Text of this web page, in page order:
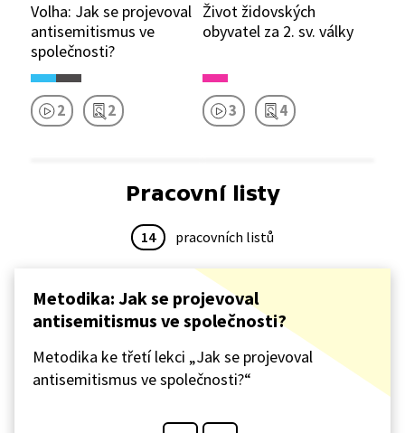
Volha: Jak se projevoval
antisemitismus ve
společnosti?
2 2
Život židovských
obyvatel za 2. sv. války
3 4
Pracovní listy
14 pracovních listů
Metodika: Jak se projevoval
antisemitismus ve společnosti?
Metodika ke třetí lekci „Jak se projevoval
antisemitismus ve společnosti?“